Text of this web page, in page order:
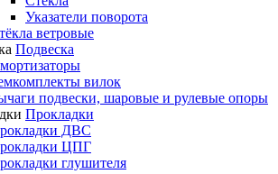
Указатели поворота
ветровые
Подвеска
вилок
подвески, шаровые и рулевые опоры
Прокладки
ДВС
ЦПГ
глушителя